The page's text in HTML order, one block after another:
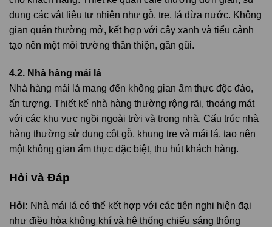
dụng các vật liệu tự nhiên như gỗ, tre, lá dừa nước. Không
gian quán thường mở, kết hợp với cây xanh và tiểu cảnh
tạo nên một môi trường thân thiện, gần gũi.
4.2. Nhà hàng mái lá
Nhà hàng mái lá mang đến không gian ẩm thực độc đáo,
ấn tượng. Thiết kế nhà hàng thường rộng rãi, thoáng mát
với các khu vực ngồi ngoài trời và trong nhà. Cấu trúc nhà
hàng thường sử dụng cột gỗ, khung tre và mái lá, tạo nên
một không gian ẩm thực đặc biệt, thu hút khách hàng.
Hỏi và Đáp
Hỏi: Nhà mái lá có thể kết hợp với các tiện nghi hiện đại
như điều hòa không khí và hệ thống chiếu sáng thông